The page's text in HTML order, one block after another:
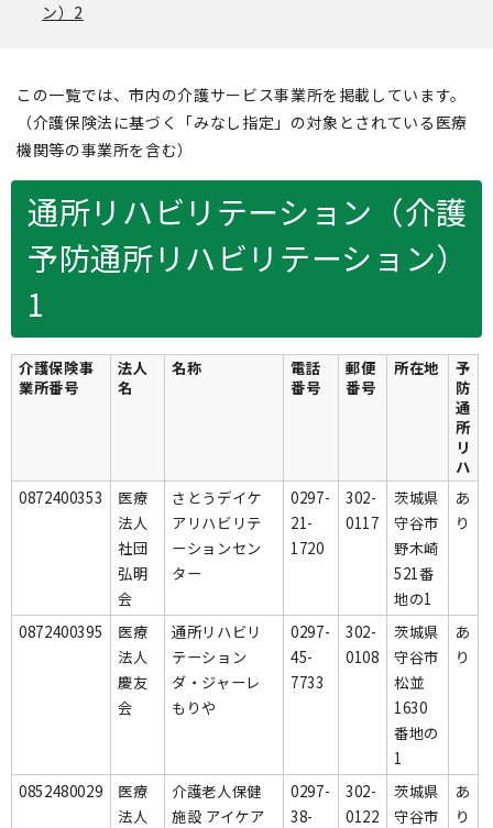
ン）2
この一覧では、市内の介護サービス事業所を掲載しています。
（介護保険法に基づく「みなし指定」の対象とされている医療
機関等の事業所を含む）
通所リハビリテーション（介護
予防通所リハビリテーション）
1
介護保険事
業所番号
法人
名
名称
電話
番号
郵便
番号
所在地
予
防
通
所
リ
ハ
0872400353
医療
法人
社団
弘明
会
さとうデイケ
アリハビリテ
ーションセン
ター
0297-
21-
1720
302-
0117
茨城県
守谷市
野木崎
521番
地の1
あ
り
0872400395
医療
法人
慶友
会
通所リハビリ
テーション
ダ・ジャーレ
もりや
0297-
45-
7733
302-
0108
茨城県
守谷市
松並
1630
番地の
1
あ
り
0852480029
医療
法人
介護老人保健
施設 アイケア
0297-
38-
302-
0122
茨城県
守谷市
あ
り